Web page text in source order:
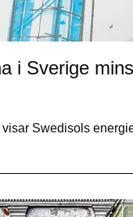
i Sverige
Swedisols